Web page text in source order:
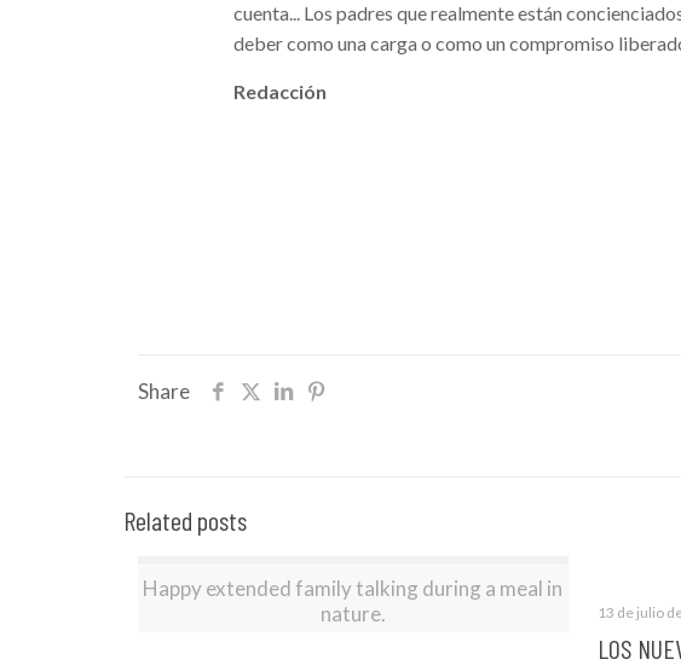
cuenta... Los padres que realmente están
deber como una carga o como un compromiso
Redacción
Share
Related posts
Happy extended family talking during a meal in
nature.
13 de julio
LOS